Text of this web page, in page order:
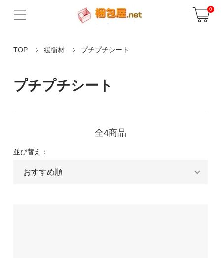
0
TOP 緩衝材 プチプチシート
プチプチシート
全4商品
並び替え：